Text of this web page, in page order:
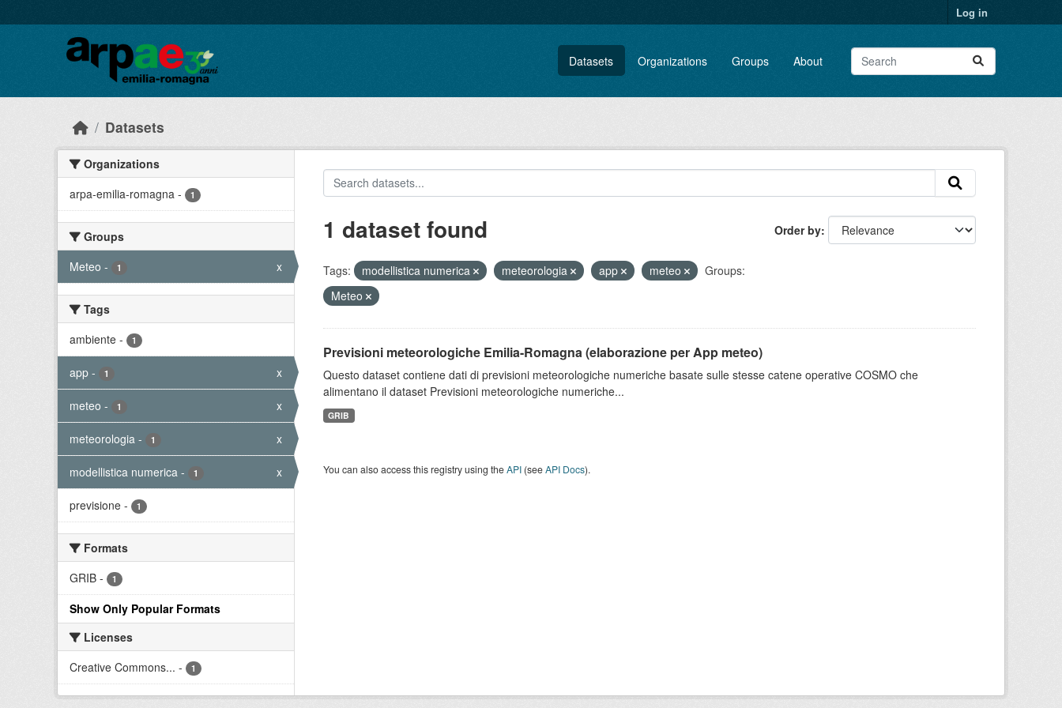
Log in
Datasets Organizations Groups About
Datasets
Organizations
arpa-emilia-romagna - 1
Groups
Meteo - 1 x
Tags
ambiente - 1
app - 1 x
meteo - 1 x
meteorologia - 1 x
modellistica numerica - 1 x
previsione - 1
Formats
GRIB - 1
Show Only Popular Formats
Licenses
Creative Commons... - 1
Order by
1 dataset found
Tags: modellistica numerica meteorologia app meteo
Groups:
Meteo
Previsioni meteorologiche Emilia-Romagna (elaborazione per App meteo)
Questo dataset contiene dati di previsioni meteorologiche numeriche basate sulle stesse catene operative COSMO che
alimentano il dataset Previsioni meteorologiche numeriche...
GRIB
You can also access this registry using theAPI(seeAPI Docs).